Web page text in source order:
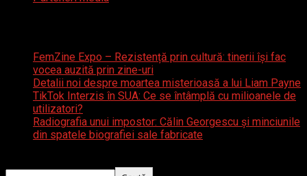
FemZine Expo – Rezistență prin cultură: tinerii își fac
vocea auzită prin zine-uri
Detalii noi despre moartea misterioasă a lui Liam Payne
TikTok Interzis în SUA: Ce se întâmplă cu milioanele de
utilizatori?
Radiografia unui impostor: Călin Georgescu și minciunile
din spatele biografiei sale fabricate